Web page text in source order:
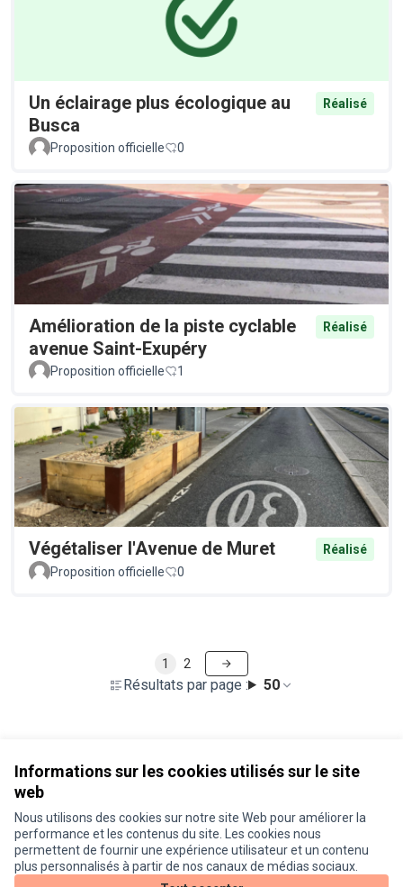
Informations sur les cookies utilisés sur le site
web
Nous utilisons des cookies sur notre site Web pour améliorer la
performance et les contenus du site. Les cookies nous
permettent de fournir une expérience utilisateur et un contenu
plus personnalisés à partir de nos canaux de médias sociaux.
Un éclairage plus écologique au
Busca
Réalisé
Proposition officielle 0
Amélioration de la piste cyclable
avenue Saint-Exupéry
Réalisé
Proposition officielle 1
Végétaliser l'Avenue de Muret
Réalisé
Proposition officielle
0
Résultats par page : 50
1 2
Conditions d'utilisation
Paramètres des cookies
Je participe ! sur X
(Lien externe)
Je participe ! sur Facebook
Je participe ! sur Instagram